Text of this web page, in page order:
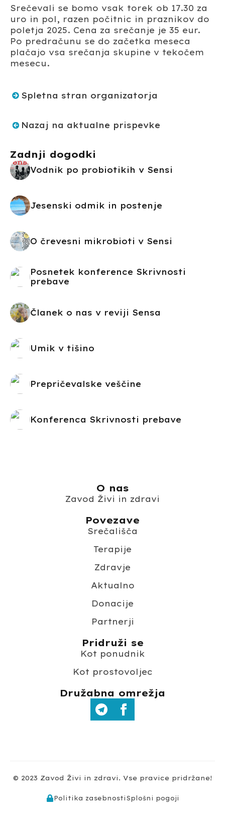
Srečevali se bomo vsak torek ob 17.30 za
uro in pol, razen počitnic in praznikov do
poletja 2025. Cena za srečanje je 35 eur.
Po predračunu se do začetka meseca
plačajo vsa srečanja skupine v tekočem
mesecu.
Spletna stran organizatorja
Nazaj na aktualne prispevke
Zadnji dogodki
Vodnik po probiotikih v Sensi
Jesenski odmik in postenje
O črevesni mikrobioti v Sensi
Posnetek konference Skrivnosti
prebave
Članek o nas v reviji Sensa
Umik v tišino
Prepričevalske veščine
Konferenca Skrivnosti prebave
O nas
Zavod Živi in zdravi
Povezave
Srečališča
Terapije
Zdravje
Aktualno
Donacije
Partnerji
Pridruži se
Kot ponudnik
Kot prostovoljec
Družabna omrežja
© 2023 Zavod Živi in zdravi. Vse pravice pridržane!
Politika zasebnosti Splošni pogoji